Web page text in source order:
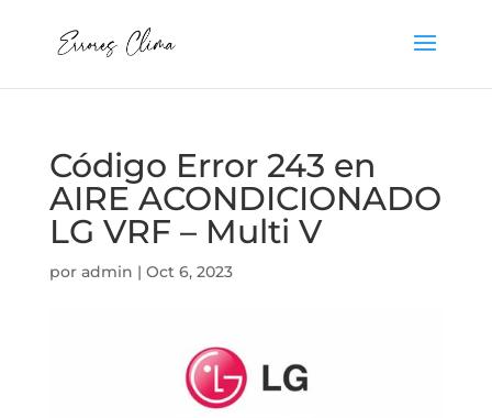
Código Error 243 en
AIRE ACONDICIONADO
LG VRF – Multi V
por admin | Oct 6, 2023